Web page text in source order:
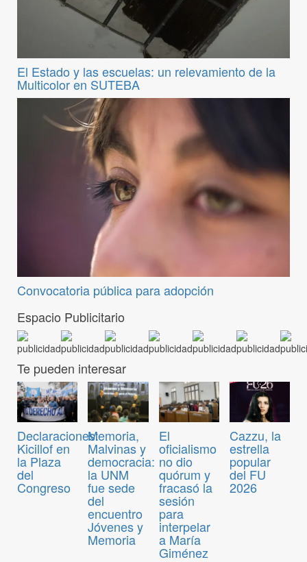
El Estado y las escuelas: un relevamiento de la
Multicolor en SUTEBA
Convocatoria pública para adopción
Espacio Publicitario
Te pueden interesar
Declaraciones:
Kicillof en
la Plaza
del
Congreso
Memoria,
Malvinas y
democracia:
la UNM
fue sede
del
encuentro
Jóvenes y
Memoria
El
oficialismo
no dio
quórum y
fracasó la
sesión
para
interpelar
a María
Giménez
Cazzu, la
estrella
popular
del FU
2026